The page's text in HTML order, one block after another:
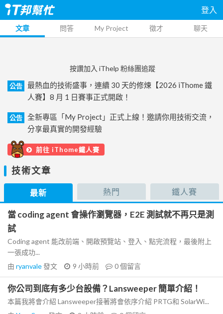
登入
文章 問答 My Project 徵才 聊天
按讚加入 iThelp 粉絲團追蹤
公告
最熱血的技術盛事，連續 30 天的修煉【2026 iThome 鐵
人賽】8 月 1 日賽事正式開啟！
公告
全新專區「My Project」正式上線！邀請你用技術交流，
分享最真實的開發經驗
前往 iThome鐵人賽
技術文章
最新 熱門 鐵人賽
當 coding agent 會操作瀏覽器，E2E 測試就不再只是測
試
Coding agent 能改前端、開啟預覽站、登入、點完流程，最後附上
一張成功...
由 ryanvale發文 9 小時前 0個留言
你公司到底有多少台設備？Lansweeper 簡單介紹！
本篇我將會介紹 Lansweeper接著將會依序介紹 PRTG和 SolarWi...